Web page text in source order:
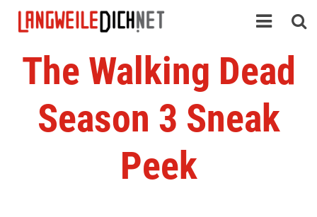
The Walking Dead
Season 3 Sneak
Peek